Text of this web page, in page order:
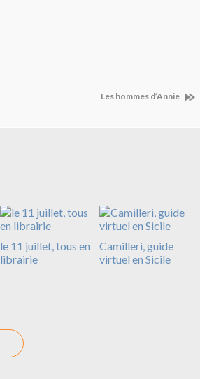
​ Les hommes d’Annie
le 11 juillet, tous en
librairie
Camilleri, guide
virtuel en Sicile